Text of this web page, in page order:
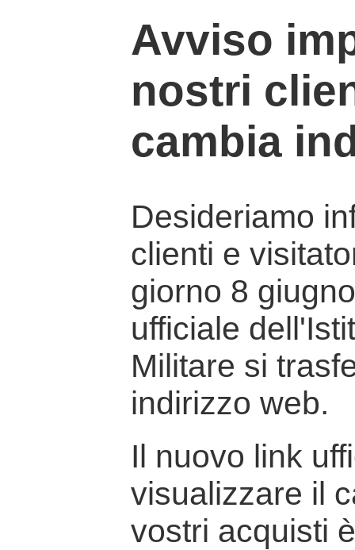
Avviso
nostri
cambia
Desideriamo
clienti e
giorno 8
ufficiale
Militare si
indirizzo web.
Il nuovo link
visualizzare il
vostri acquisti